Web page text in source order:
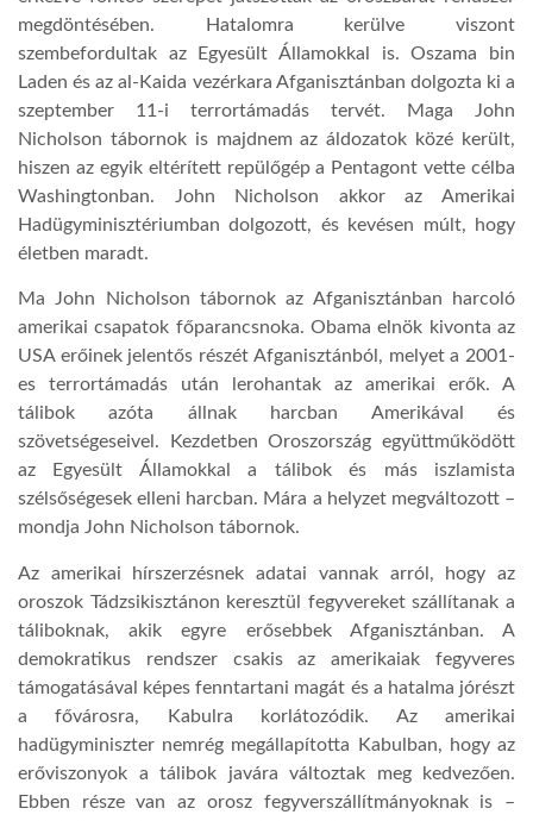
megdöntésében. Hatalomra kerülve viszont
szembefordultak az Egyesült Államokkal is. Oszama bin
Laden és az al-Kaida vezérkara Afganisztánban dolgozta ki a
szeptember 11-i terrortámadás tervét. Maga John
Nicholson tábornok is majdnem az áldozatok közé került,
hiszen az egyik eltérített repülőgép a Pentagont vette célba
Washingtonban. John Nicholson akkor az Amerikai
Hadügyminisztériumban dolgozott, és kevésen múlt, hogy
életben maradt.
Ma John Nicholson tábornok az Afganisztánban harcoló
amerikai csapatok főparancsnoka. Obama elnök kivonta az
USA erőinek jelentős részét Afganisztánból, melyet a 2001-
es terrortámadás után lerohantak az amerikai erők. A
tálibok azóta állnak harcban Amerikával és
szövetségeseivel. Kezdetben Oroszország együttműködött
az Egyesült Államokkal a tálibok és más iszlamista
szélsőségesek elleni harcban. Mára a helyzet megváltozott –
mondja John Nicholson tábornok.
Az amerikai hírszerzésnek adatai vannak arról, hogy az
oroszok Tádzsikisztánon keresztül fegyvereket szállítanak a
táliboknak, akik egyre erősebbek Afganisztánban. A
demokratikus rendszer csakis az amerikaiak fegyveres
támogatásával képes fenntartani magát és a hatalma jórészt
a fővárosra, Kabulra korlátozódik. Az amerikai
hadügyminiszter nemrég megállapította Kabulban, hogy az
erőviszonyok a tálibok javára változtak meg kedvezően.
Ebben része van az orosz fegyverszállítmányoknak is –